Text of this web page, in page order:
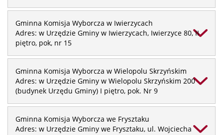
Gminna Komisja Wyborcza w Iwierzycach
Adres: w Urzędzie Gminy w Iwierzycach, Iwierzyce 80, II
piętro, pok, nr 15
Gminna Komisja Wyborcza w Wielopolu Skrzyńskim
Adres: w Urzędzie Gminy w Wielopolu Skrzyńskim 200
(budynek Urzędu Gminy) I piętro, pok. Nr 9
Gminna Komisja Wyborcza we Frysztaku
Adres: w Urzędzie Gminy we Frysztaku, ul. Wojciecha